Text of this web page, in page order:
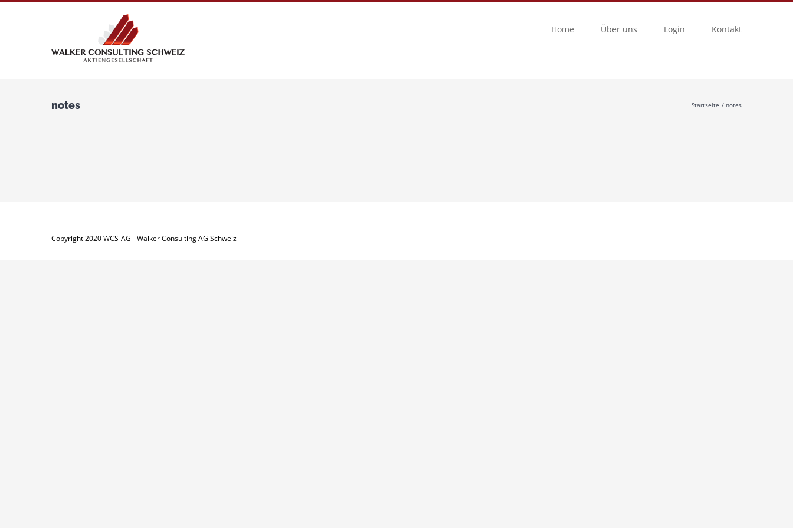
Home Über uns Login Kontakt
notes Startseite notes
Copyright 2020 WCS-AG - Walker Consulting AG Schweiz